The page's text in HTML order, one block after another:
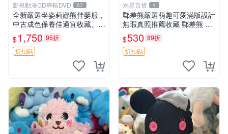
影視動漫CD專輯DVD 57
全新嚴選坐姿莉娜熊伴嬰服，
中古成色保養佳適宜收藏。無
盒子但品質完好，快速出貨。
建議入手！ 中古 玩偶 滬漫
$1,750 95折
折扣碼
水星百貨 1
郵差熊嚴選萌趣可愛滿版設計
無瑕真照推薦收藏 郵差熊 熊
抱枕 紅薯啵啵間
$530 89折
折扣碼